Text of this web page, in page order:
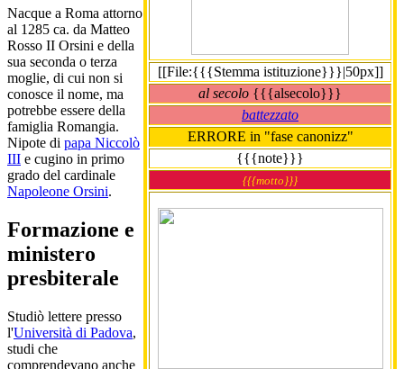
[[File:{{{Stemma istituzione}}}|50px]]
al secolo {{{alsecolo}}}
battezzato
ERRORE in "fase canonizz"
{{{note}}}
{{{motto}}}
Nacque a Roma attorno
al 1285 ca. da Matteo
Rosso II Orsini e della
sua seconda o terza
moglie, di cui non si
conosce il nome, ma
potrebbe essere della
famiglia Romangia.
Nipote di papa Niccolò
III e cugino in primo
grado del cardinale
Napoleone Orsini.
Formazione e
ministero
presbiterale
Studiò lettere presso
l'Università di Padova,
studi che
comprendevano anche